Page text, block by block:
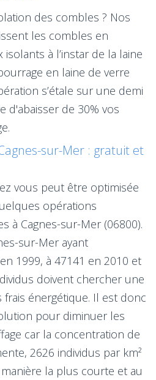
des combles ? Nos
les combles en
à l’instar de la laine
en laine de verre
s’étale sur une demi
d'abaisser de 30% vos
sur-Mer : gratuit et
vous peut être optimisée
opérations
à Cagnes-sur-Mer (06800).
sur-Mer ayant
1999, à 47141 en 2010 et
doivent chercher une
énergétique. Il est donc
pour diminuer les
car la concentration de
2626 individus par km²
manière la plus courte et au